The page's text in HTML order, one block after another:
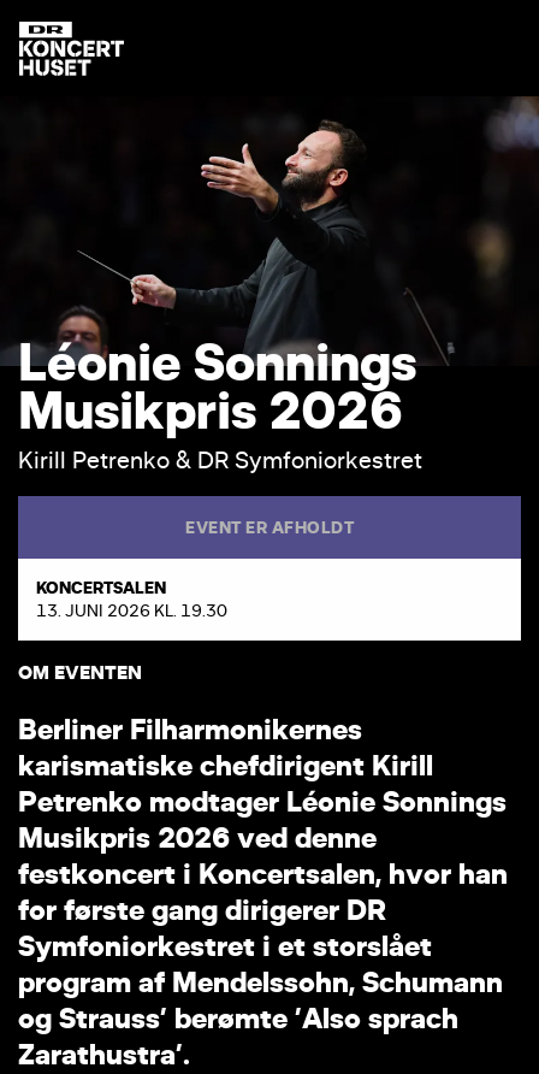
Léonie Sonnings
Musikpris 2026
Kirill Petrenko & DR Symfoniorkestret
EVENT ER AFHOLDT
KONCERTSALEN
13. JUNI 2026 KL. 19.30
OM EVENTEN
Berliner Filharmonikernes
karismatiske chefdirigent Kirill
Petrenko modtager Léonie Sonnings
Musikpris 2026 ved denne
festkoncert i Koncertsalen, hvor han
for første gang dirigerer DR
Symfoniorkestret i et storslået
program af Mendelssohn, Schumann
og Strauss’ berømte ’Also sprach
Zarathustra’.